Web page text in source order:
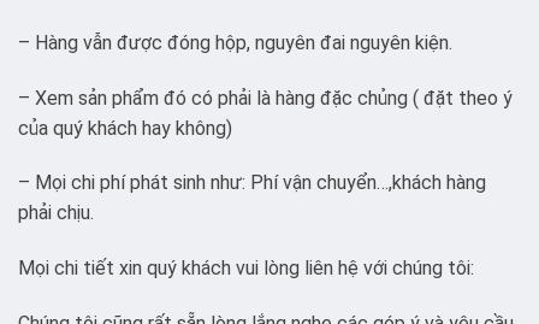
– Hàng vẫn được đóng hộp, nguyên đai nguyên kiện.
– Xem sản phẩm đó có phải là hàng đặc chủng ( đặt theo ý
của quý khách hay không)
– Mọi chi phí phát sinh như: Phí vận chuyển…,khách hàng
phải chịu.
Mọi chi tiết xin quý khách vui lòng liên hệ với chúng tôi: